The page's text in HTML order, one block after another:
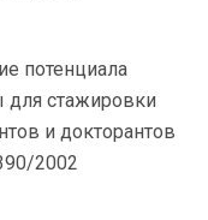
потенциала
для стажировки
и докторантов
2002